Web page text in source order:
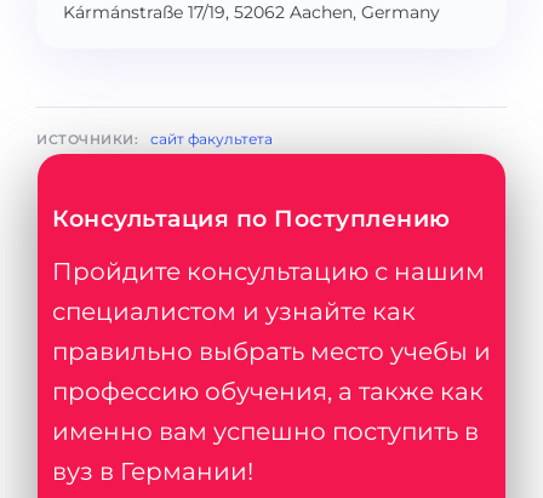
Kármánstraße 17/19, 52062 Aachen, Germany
ИСТОЧНИКИ: сайт факультета
Консультация по Поступлению
Пройдите консультацию с нашим
специалистом и узнайте как
правильно выбрать место учебы и
профессию обучения, а также как
именно вам успешно поступить в
вуз в Германии!